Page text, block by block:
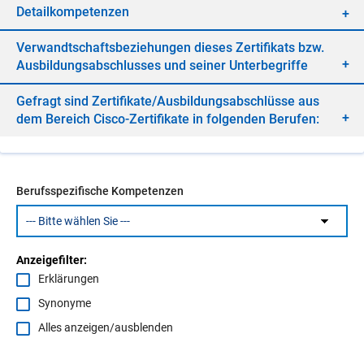
De­tail­kom­pe­ten­zen
Ver­wandt­schafts­be­zie­hun­gen die­ses Zer­ti­fi­kats bzw.
Aus­bil­dungs­ab­schlus­ses und sei­ner Un­ter­be­grif­fe
Ge­fragt sind Zer­ti­fi­ka­te/​Aus­bil­dungs­ab­schlüs­se aus
dem Be­reich Cis­co-Zer­ti­fi­ka­te in fol­gen­den Be­ru­fen:
Berufsspezifische Kompetenzen
Anzeigefilter:
Erklärungen
Synonyme
Alles anzeigen/ausblenden